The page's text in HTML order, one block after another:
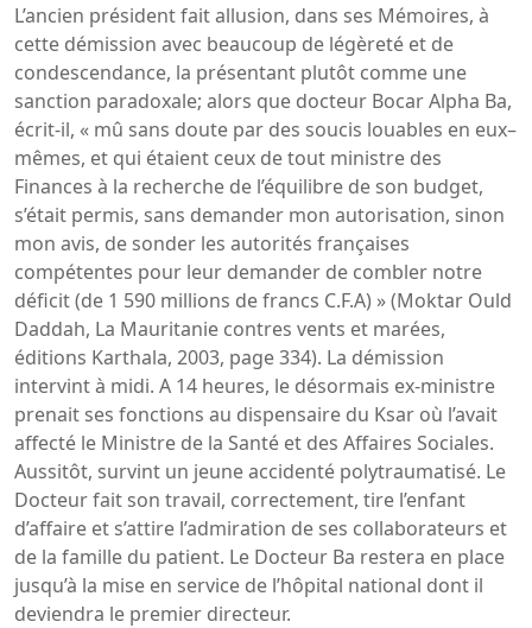
L’ancien président fait allusion, dans ses Mémoires, à
cette démission avec beaucoup de légèreté et de
condescendance, la présentant plutôt comme une
sanction paradoxale; alors que docteur Bocar Alpha Ba,
écrit-il, « mû sans doute par des soucis louables en eux–
mêmes, et qui étaient ceux de tout ministre des
Finances à la recherche de l’équilibre de son budget,
s’était permis, sans demander mon autorisation, sinon
mon avis, de sonder les autorités françaises
compétentes pour leur demander de combler notre
déficit (de 1 590 millions de francs C.F.A) » (Moktar Ould
Daddah, La Mauritanie contres vents et marées,
éditions Karthala, 2003, page 334). La démission
intervint à midi. A 14 heures, le désormais ex-ministre
prenait ses fonctions au dispensaire du Ksar où l’avait
affecté le Ministre de la Santé et des Affaires Sociales.
Aussitôt, survint un jeune accidenté polytraumatisé. Le
Docteur fait son travail, correctement, tire l’enfant
d’affaire et s’attire l’admiration de ses collaborateurs et
de la famille du patient. Le Docteur Ba restera en place
jusqu’à la mise en service de l’hôpital national dont il
deviendra le premier directeur.